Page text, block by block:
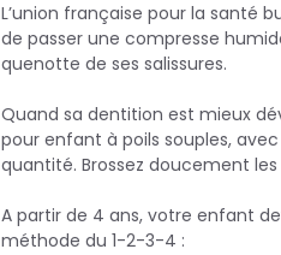
L’union française pour la santé
de passer une compresse
quenotte de ses salissures.
Quand sa dentition est mieux
pour enfant à poils souples,
quantité. Brossez doucement
A partir de 4 ans, votre enfant
méthode du 1-2-3-4 :